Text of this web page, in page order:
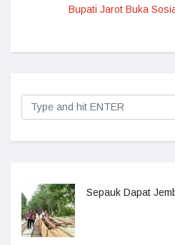
Bupati Jarot Buka
Sepauk Dapat